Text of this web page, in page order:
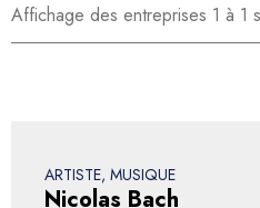
Affichage des entreprises 1 à 1
ARTISTE, MUSIQUE
Nicolas Bach